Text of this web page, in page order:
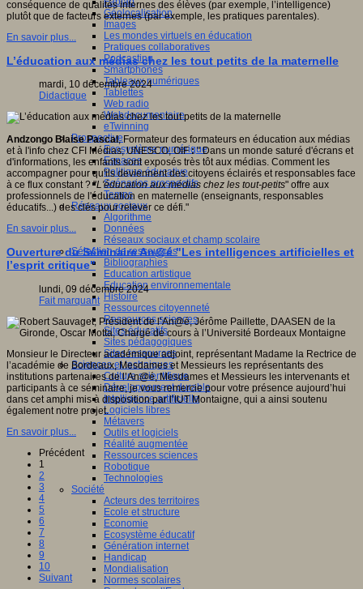
Géolocalisation
Images
Les mondes virtuels en éducation
Pratiques collaboratives
Podcasting
Smartphones
Tableaux numériques
Tablettes
Web radio
Webdocumentaire
eTwinning
Prospective
Ecosystème numérique
Espaces
Politique éducative
Scénarios prospectifs
Temps
Réseaux sociaux
Algorithme
Données
Réseaux sociaux et champ scolaire
Sélection de ressources
Bibliographies
Education artistique
Education environnementale
Histoire
Ressources citoyenneté
Ressources sciences
Sites éducatifs
Sites pédagogiques
Sites ressources
Sciences et techniques
Culture scientifique
Développement durable
Intelligence artificielle
Logiciels libres
Métavers
Outils et logiciels
Réalité augmentée
Ressources sciences
Robotique
Technologies
Société
Acteurs des territoires
Ecole et structure
Economie
Ecosystème éducatif
Génération internet
Handicap
Mondialisation
Normes scolaires
conséquence de qualités internes des élèves (par exemple, l’intelligence)
plutôt que de facteurs externes (par exemple, les pratiques parentales).
En savoir plus...
L’éducation aux médias chez les tout petits de la maternelle
mardi, 10 décembre 2024
Didactique
Andzongo Blaise Pascal, Formateur des formateurs en éducation aux médias
et à l'info chez CFI Médias, UNESCO, OIF:" Dans un monde saturé d'écrans et
d'informations, les enfants sont exposés très tôt aux médias. Comment les
accompagner pour qu'ils deviennent des citoyens éclairés et responsables face
à ce flux constant ? "L'éducation aux médias chez les tout-petits" offre aux
professionnels de l'éducation en maternelle (enseignants, responsables
éducatifs...) des clés pour relever ce défi."
En savoir plus...
Ouverture du Séminaire An@é "Les intelligences artificielles et
l’esprit critique"
lundi, 09 décembre 2024
Fait marquant
Monsieur le Directeur académique adjoint, représentant Madame la Rectrice de
l’académie de Bordeaux, Mesdames et Messieurs les représentants des
institutions partenaires de l’An@é, Mesdames et Messieurs les intervenants et
participants à ce séminaire, je vous remercie pour votre présence aujourd’hui
dans cet amphi mis à disposition par l’IUT Montaigne, qui a ainsi soutenu
également notre projet.
En savoir plus...
Précédent
1
2
3
4
5
6
7
8
9
10
Suivant